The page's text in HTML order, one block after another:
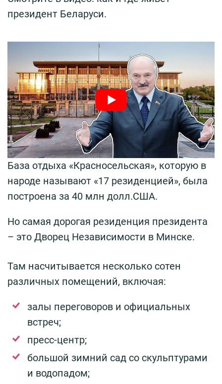
президент Беларуси.
База отдыха «Красносельская», которую в
народе называют «17 резиденцией», была
построена за 40 млн долл.США.
Но самая дорогая резиденция президента
– это Дворец Независимости в Минске.
Там насчитывается несколько сотен
различных помещений, включая:
залы переговоров и официальных
встреч;
пресс-центр;
большой зимний сад со скульптурами
и водопадом;